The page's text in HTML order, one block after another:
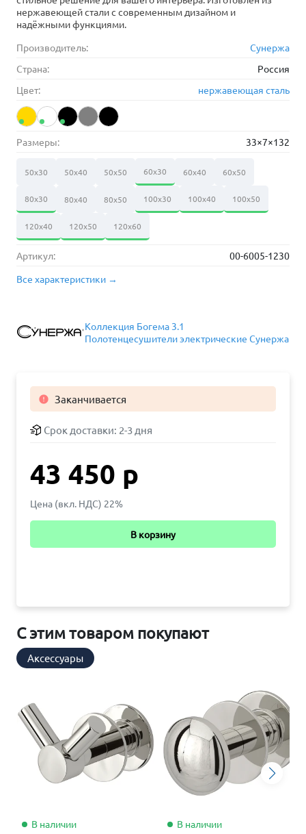
нержавеющей стали с современным дизайном и
надёжными функциями.
Производитель:
Сунержа
Страна:
Россия
Цвет:
нержавеющая сталь
Размеры: 33×7×132
50х30 50х40 50х50 60х30 60х40 60х50
80х30 80х40 80х50 100х30 100х40 100х50
120х40 120х50 120х60
Артикул:
00-6005-1230
Все характеристики →
Коллекция Богема 3.1
Полотенцесушители электрические Сунержа
 Заканчивается
Срок доставки: 2-3 дня
43 450 р
Цена (вкл. НДС) 22%
В корзину
С этим товаром покупают
Аксессуары
В наличии В наличии